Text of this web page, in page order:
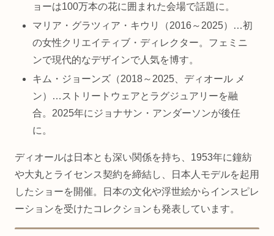
ョーは100万本の花に囲まれた会場で話題に。
マリア・グラツィア・キウリ（2016～2025）…初
の女性クリエイティブ・ディレクター。フェミニ
ンで現代的なデザインで人気を博す。
キム・ジョーンズ（2018～2025、ディオール メ
ン）…ストリートウェアとラグジュアリーを融
合。2025年にジョナサン・アンダーソンが後任
に。
ディオールは日本とも深い関係を持ち、1953年に鐘紡
や大丸とライセンス契約を締結し、日本人モデルを起用
したショーを開催。日本の文化や浮世絵からインスピレ
ーションを受けたコレクションも発表しています。